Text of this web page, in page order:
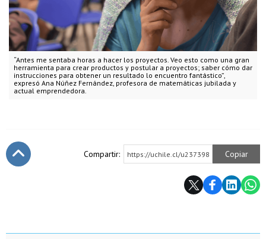
“Antes me sentaba horas a hacer los proyectos. Veo esto como una gran
herramienta para crear productos y postular a proyectos; saber cómo dar
instrucciones para obtener un resultado lo encuentro fantástico”,
expresó Ana Núñez Fernández, profesora de matemáticas jubilada y
actual emprendedora.
Compartir: https://uchile.cl/u237398 Copiar